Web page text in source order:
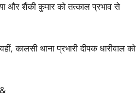
और शैंकी कुमार को तत्काल प्रभाव से
कालसी थाना प्रभारी दीपक धारीवाल को